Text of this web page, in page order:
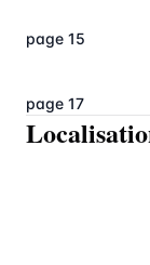
page 15
page 17